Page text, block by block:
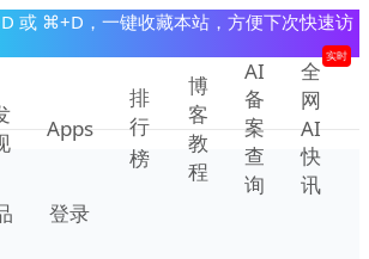
或 ⌘+D，一键收藏本站，方便下次快速访
Apps
排
行
榜
博
客
教
程
AI
备
案
查
询
全
网
AI
快
讯
实时
登录